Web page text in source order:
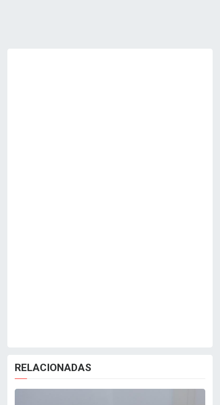
RELACIONADAS